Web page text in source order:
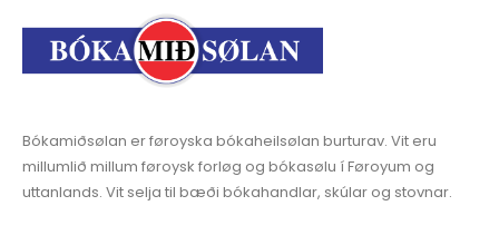
Bókamiðsølan er føroyska bókaheilsølan burturav. Vit eru
millumlið millum føroysk forløg og bókasølu í Føroyum og
uttanlands. Vit selja til bæði bókahandlar, skúlar og stovnar.